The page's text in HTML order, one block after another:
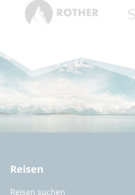
Reisen
Reisen suchen